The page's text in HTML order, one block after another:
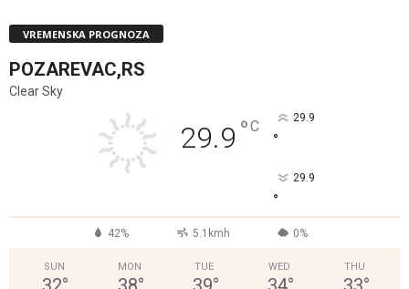
VREMENSKA PROGNOZA
POZAREVAC,RS
Clear Sky
29.9 °C 29.9
°
29.9
°
42% 5.1kmh 0%
SUN MON TUE WED THU